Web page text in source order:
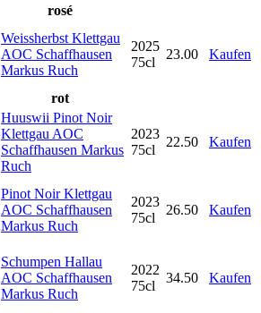
rosé
Weissherbst Klettgau
AOC Schaffhausen
Markus Ruch
2025
75cl
23.00 Kaufen
rot
Huuswii Pinot Noir
Klettgau AOC
Schaffhausen Markus
Ruch
2023
75cl
22.50 Kaufen
Pinot Noir Klettgau
AOC Schaffhausen
Markus Ruch
2023
75cl
26.50 Kaufen
Schumpen Hallau
AOC Schaffhausen
Markus Ruch
2022
75cl
34.50 Kaufen